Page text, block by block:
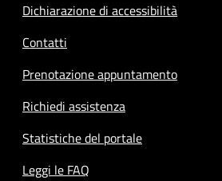
Dichiarazione di accessibilità
Contatti
Prenotazione appuntamento
Richiedi assistenza
Statistiche del portale
Leggi le FAQ